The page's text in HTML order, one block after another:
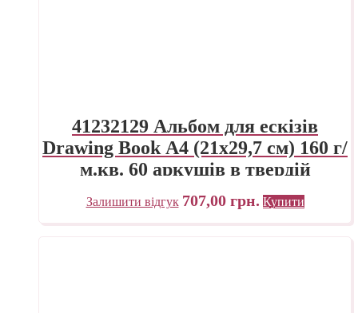
41232129 Альбом для ескізів
Drawing Book А4 (21х29,7 см) 160 г/
м.кв. 60 аркушів в твердій
обкладинці на спіралі по довгій
стороні Fabriano Італія
Залишити відгук 707,00 грн. Купити